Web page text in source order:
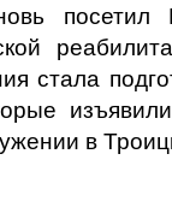
посетил
стала
в